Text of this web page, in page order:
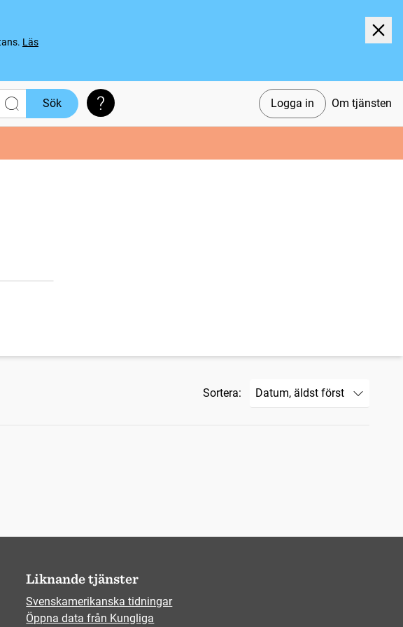
Läs
Logga in Om tjänsten
Sök Söktips
Sortera:
Liknande tjänster
Svenskamerikanska tidningar
Öppna data från Kungliga